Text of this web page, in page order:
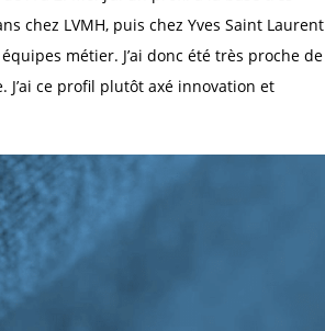
chez LVMH, puis chez Yves Saint Laurent
métier. J’ai donc été très proche de
ce profil plutôt axé innovation et